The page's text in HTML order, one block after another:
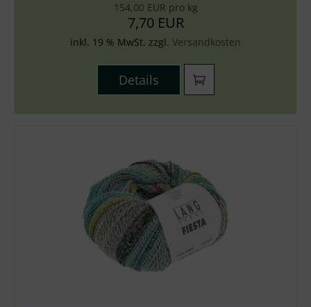
154,00 EUR pro kg
7,70 EUR
inkl. 19 % MwSt. zzgl. Versandkosten
Details